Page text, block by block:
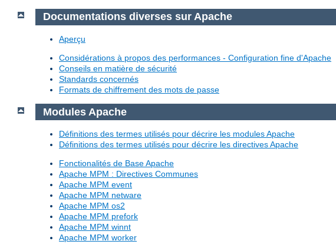
Documentations diverses sur Apache
Aperçu
Considérations à propos des performances - Configuration fine d'Apache
Conseils en matière de sécurité
Standards concernés
Formats de chiffrement des mots de passe
Modules Apache
Définitions des termes utilisés pour décrire les modules Apache
Définitions des termes utilisés pour décrire les directives Apache
Fonctionalités de Base Apache
Apache MPM : Directives Communes
Apache MPM event
Apache MPM netware
Apache MPM os2
Apache MPM prefork
Apache MPM winnt
Apache MPM worker